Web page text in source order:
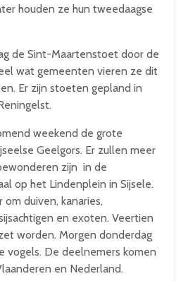
houden ze hun tweedaagse
de Sint-Maartenstoet door de
wat gemeenten vieren ze dit
Er zijn stoeten gepland in
weekend de grote
Geelgors. Er zullen meer
zijn in de
op het Lindenplein in Sijsele.
duiven, kanaries,
en exoten. Veertien
worden. Morgen donderdag
vogels. De deelnemers komen
en Nederland.